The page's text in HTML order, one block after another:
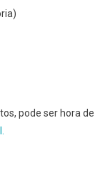
pode ser hora de